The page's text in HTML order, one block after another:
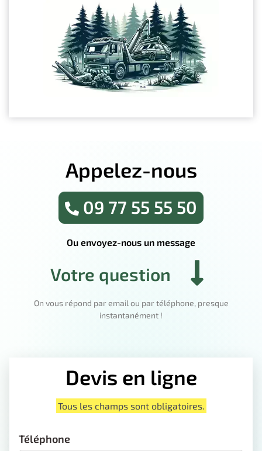
Appelez-nous
09 77 55 55 50
Ou envoyez-nous un message
Votre question
On vous répond par email ou par téléphone, presque
instantanément !
Devis en ligne
Tous les champs sont obligatoires.
Téléphone